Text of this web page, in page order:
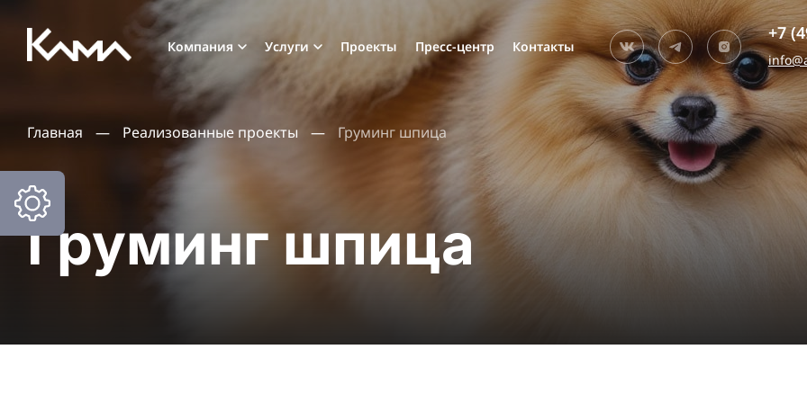
Компания Услуги Проекты Пресс-центр Контакты
+7
Главная — Реализованные проекты — Груминг шпица
Груминг шпица